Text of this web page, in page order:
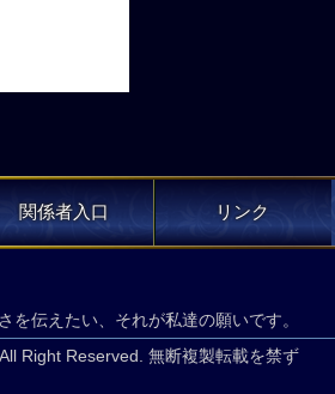
関係者入口 リンク
を伝えたい、それが私達の願いです。
Right Reserved. 無断複製転載を禁ず